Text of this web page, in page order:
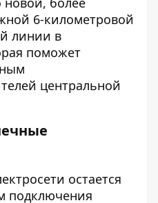
6-километровой
линии в
поможет
центральной
остается
подключения